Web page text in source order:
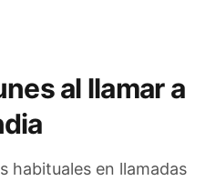
al llamar a
habituales en llamadas